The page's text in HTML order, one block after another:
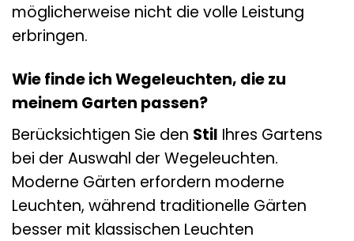
möglicherweise nicht die volle Leistung
erbringen.
Wie finde ich Wegeleuchten, die zu
meinem Garten passen?
Berücksichtigen Sie den Stil Ihres Gartens
bei der Auswahl der Wegeleuchten.
Moderne Gärten erfordern moderne
Leuchten, während traditionelle Gärten
besser mit klassischen Leuchten